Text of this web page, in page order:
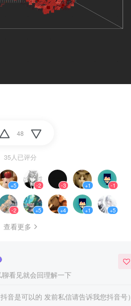
48
35人已评分
+5 -2 -3 +1 -1
-2 +5 +4 +1 +5
查看更多
看见就会回理解一下
音是可以的 发前私信请告诉我您抖音号）